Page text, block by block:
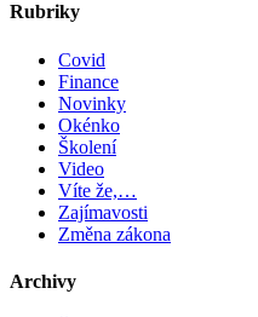
Rubriky
Covid
Finance
Novinky
Okénko
Školení
Video
Víte že,…
Zajímavosti
Změna zákona
Archivy